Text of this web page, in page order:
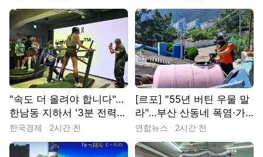
"속도 더 올려야 합니다"…
한남동 지하서 '3분 전력질
주'
한국경제 2시간 전
[르포] "55년 버틴 우물 말
라"…부산 산동네 폭염·가
뭄에 생존 위기
연합뉴스 2시간 전